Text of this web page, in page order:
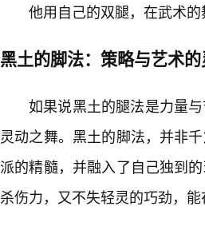
他用自己的双腿，在武术的
黑土的脚法：策略与艺术
如果说黑土的腿法是力量
灵动之舞。黑土的脚法，并非
派的精髓，并融入了自己独到
杀伤力，又不失轻灵的巧劲，